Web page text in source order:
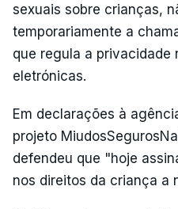
sexuais sobre crianças,
temporariamente a
que regula a privacidade
eletrónicas.
Em declarações à
projeto
defendeu que "hoje
nos direitos da criança a